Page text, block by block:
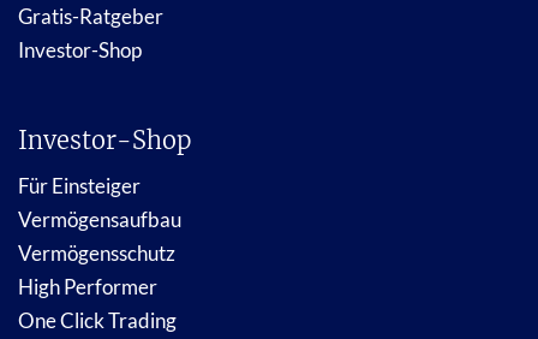
Gratis-Ratgeber
Investor-Shop
Investor-Shop
Für Einsteiger
Vermögensaufbau
Vermögensschutz
High Performer
One Click Trading